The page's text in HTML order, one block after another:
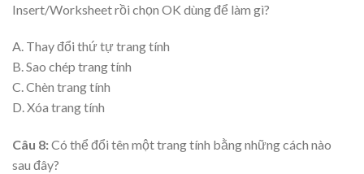
Insert/Worksheet rồi chọn OK dùng để làm gì?
A. Thay đổi thứ tự trang tính
B. Sao chép trang tính
C. Chèn trang tính
D. Xóa trang tính
Câu 8:Có thể đổi tên một trang tính bằng những cách nào
sau đây?